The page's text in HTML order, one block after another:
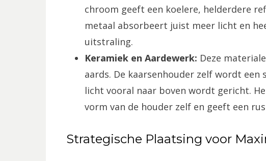
chroom geeft een koelere, helderdere
metaal absorbeert juist meer licht en
uitstraling.
Keramiek en Aardewerk: Deze
aards. De kaarsenhouder zelf wordt
licht vooral naar boven wordt gericht.
vorm van de houder zelf en geeft een
Strategische Plaatsing voor